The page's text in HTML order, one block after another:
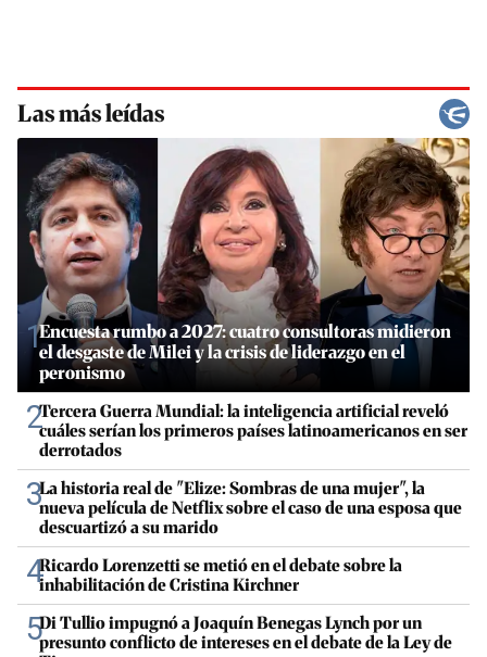
Las más leídas
1Encuesta rumbo a 2027: cuatro consultoras midieron
el desgaste de Milei y la crisis de liderazgo en el
peronismo
2Tercera Guerra Mundial: la inteligencia artificial reveló
cuáles serían los primeros países latinoamericanos en ser
derrotados
3La historia real de "Elize: Sombras de una mujer", la
nueva película de Netflix sobre el caso de una esposa que
descuartizó a su marido
4Ricardo Lorenzetti se metió en el debate sobre la
inhabilitación de Cristina Kirchner
5Di Tullio impugnó a Joaquín Benegas Lynch por un
presunto conflicto de intereses en el debate de la Ley de